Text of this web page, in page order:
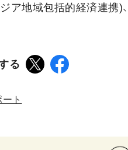
ア地域包括的経済連携)
る
ト